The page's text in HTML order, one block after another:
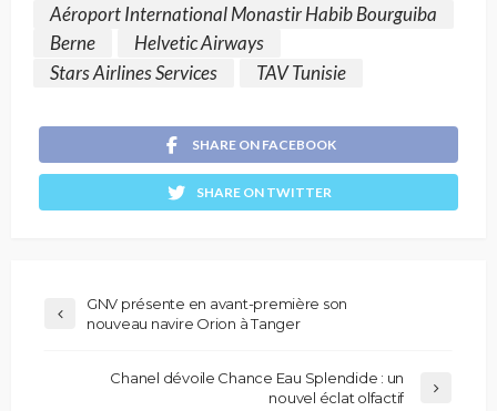
Aéroport International Monastir Habib Bourguiba
Berne
Helvetic Airways
Stars Airlines Services
TAV Tunisie
SHARE ON FACEBOOK
SHARE ON TWITTER
GNV présente en avant-première son
nouveau navire Orion à Tanger
Chanel dévoile Chance Eau Splendide : un
nouvel éclat olfactif